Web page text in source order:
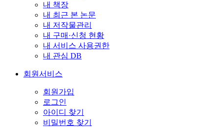
내 책장
내 최근 본 논문
내 저작물관리
내 구매·신청 현황
내 서비스 사용권한
내 관심 DB
회원서비스
회원가입
로그인
아이디 찾기
비밀번호 찾기